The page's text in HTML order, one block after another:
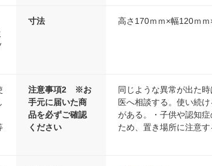
寸法 高さ170ｍｍ×幅120ｍｍ
注意事項2 ※お
手元に届いた商
品を必ずご確認
ください
同じような異常が出た
医へ相談する。使い続
がある。・子供や認知
ため、置き場所に注意す